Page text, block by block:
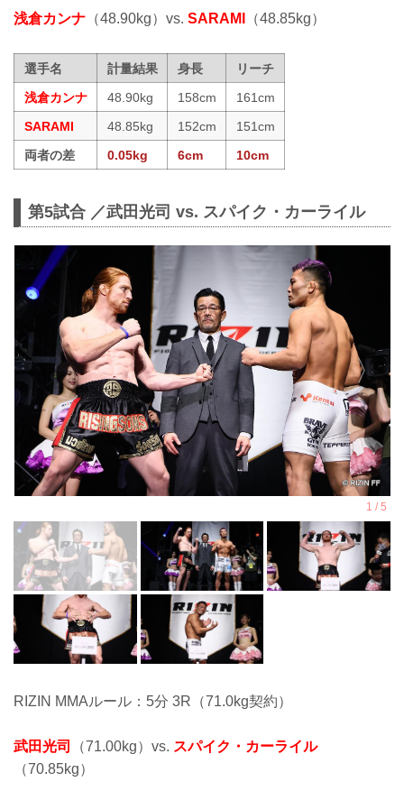
浅倉カンナ （48.90kg）vs. SARAMI （48.85kg）
選手名 計量結果 身長
リーチ
浅倉カンナ
48.90kg 158cm
161cm
SARAMI
48.85kg 152cm
151cm
両者の差
0.05kg 6cm 10cm
第5試合 ／武田光司 vs. スパイク・カーライル
RIZIN MMAルール：5分 3R（71.0kg契約）
武田光司 （71.00kg）vs. スパイク・カーライル
（70.85kg）